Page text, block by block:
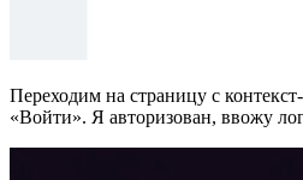
Переходим на страницу с
«Войти». Я авторизован, ввожу